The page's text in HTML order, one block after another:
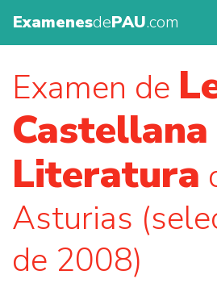
ExamenesdePAU.com
Examen de
Literatura
Asturias
de 2008)